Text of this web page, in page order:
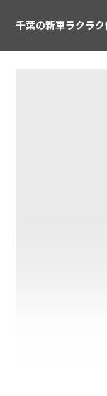
千葉の新車ラクラ